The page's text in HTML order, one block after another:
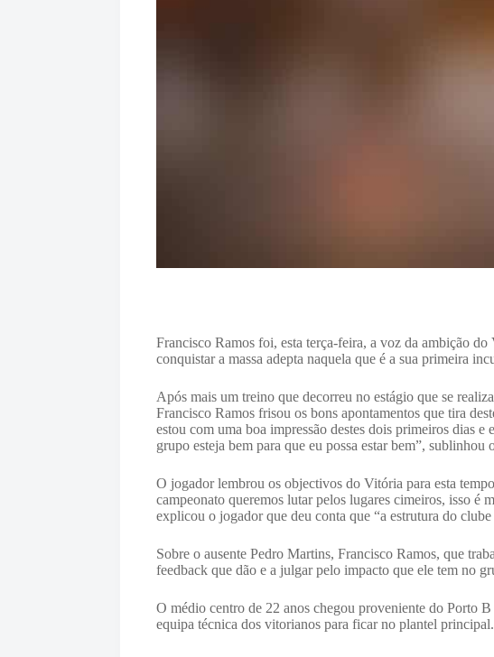
Francisco Ramos foi, esta terça-feira, a voz da ambição
conquistar a massa adepta naquela que é a sua primeira
Após mais um treino que decorreu no estágio que se
Francisco Ramos frisou os bons apontamentos que tira
estou com uma boa impressão destes dois primeiros dias
grupo esteja bem para que eu possa estar bem”,
O jogador lembrou os objectivos do Vitória para esta
campeonato queremos lutar pelos lugares cimeiros, isso é
explicou o jogador que deu conta que “a estrutura do
Sobre o ausente Pedro Martins, Francisco Ramos, que
feedback que dão e a julgar pelo impacto que ele tem no
O médio centro de 22 anos chegou proveniente do Porto
equipa técnica dos vitorianos para ficar no plantel principal.